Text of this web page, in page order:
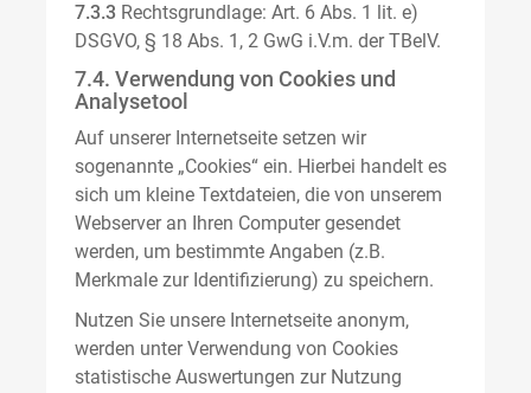
7.3.3 Rechtsgrundlage: Art. 6 Abs. 1 lit. e)
DSGVO, § 18 Abs. 1, 2 GwG i.V.m. der TBelV.
7.4. Verwendung von Cookies und
Analysetool
Auf unserer Internetseite setzen wir
sogenannte „Cookies“ ein. Hierbei handelt es
sich um kleine Textdateien, die von unserem
Webserver an Ihren Computer gesendet
werden, um bestimmte Angaben (z.B.
Merkmale zur Identifizierung) zu speichern.
Nutzen Sie unsere Internetseite anonym,
werden unter Verwendung von Cookies
statistische Auswertungen zur Nutzung